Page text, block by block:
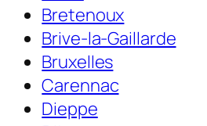
Bretenoux
Brive-la-Gaillarde
Bruxelles
Carennac
Dieppe